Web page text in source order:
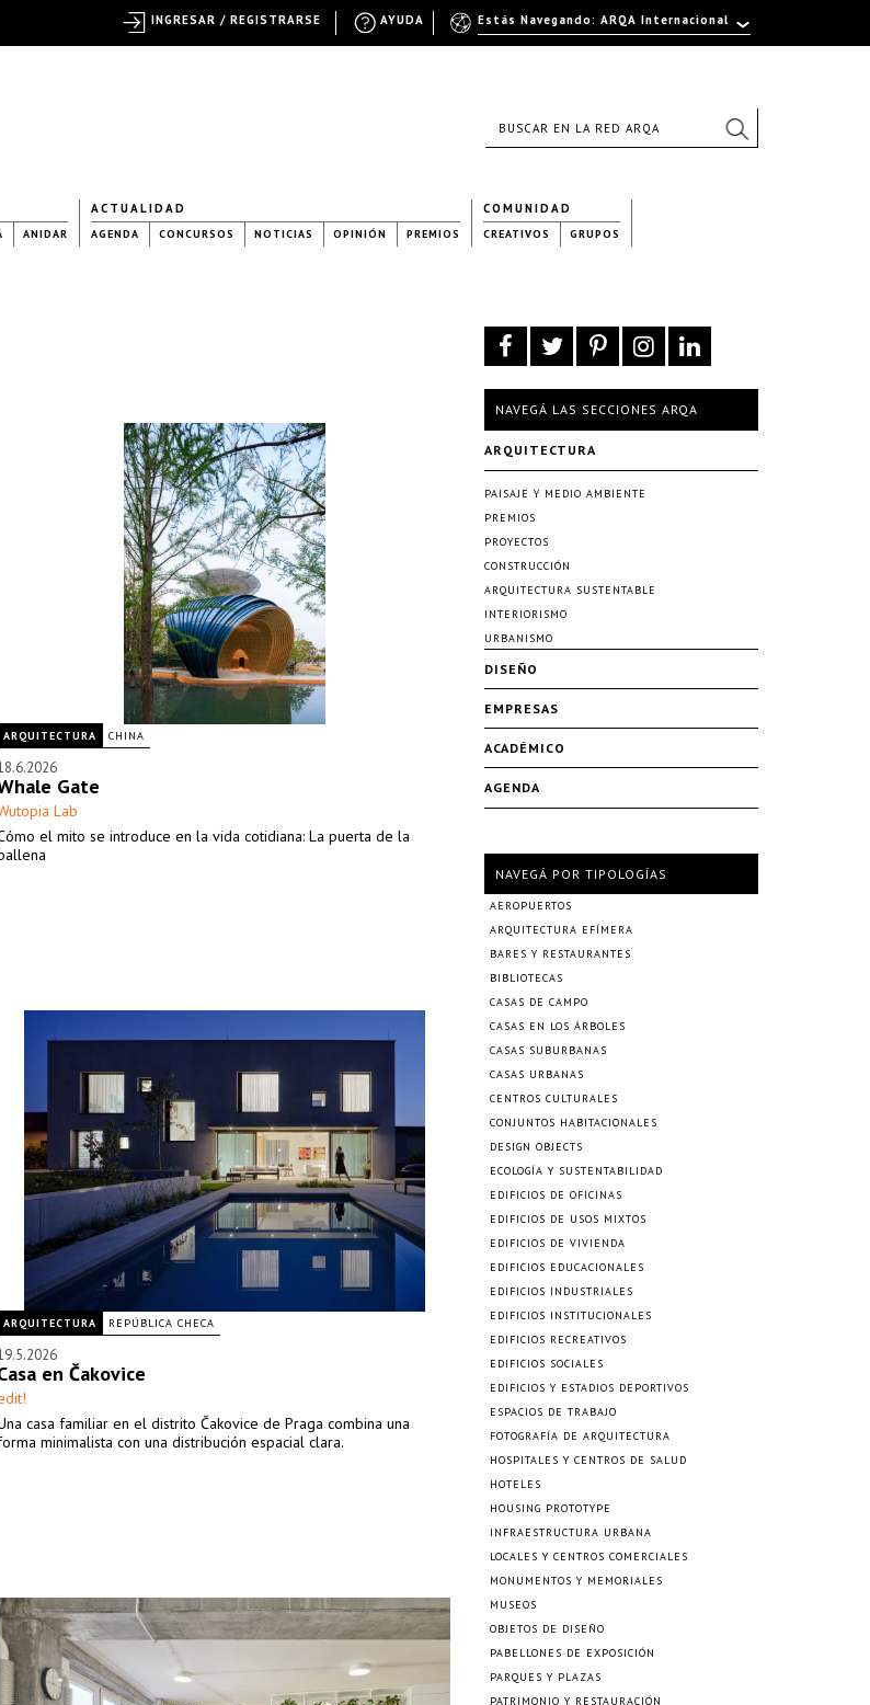
ANIDAR
ACTUALIDAD
AGENDA CONCURSOS NOTICIAS OPINIÓN PREMIOS
COMUNIDAD
CREATIVOS GRUPOS
ARQUITECTURA CHINA
Gate
Lab
el mito se introduce en la vida cotidiana: La puerta de la
ARQUITECTURA REPÚBLICA CHECA
en Čakovice
casa familiar en el distrito Čakovice de Praga combina una
minimalista con una distribución espacial clara.
NAVEGÁ LAS SECCIONES ARQA
ARQUITECTURA
PAISAJE Y MEDIO AMBIENTE
PREMIOS
PROYECTOS
CONSTRUCCIÓN
ARQUITECTURA SUSTENTABLE
INTERIORISMO
URBANISMO
DISEÑO
EMPRESAS
ACADÉMICO
AGENDA
NAVEGÁ POR TIPOLOGÍAS
AEROPUERTOS
ARQUITECTURA EFÍMERA
BARES Y RESTAURANTES
BIBLIOTECAS
CASAS DE CAMPO
CASAS EN LOS ÁRBOLES
CASAS SUBURBANAS
CASAS URBANAS
CENTROS CULTURALES
CONJUNTOS HABITACIONALES
DESIGN OBJECTS
ECOLOGÍA Y SUSTENTABILIDAD
EDIFICIOS DE OFICINAS
EDIFICIOS DE USOS MIXTOS
EDIFICIOS DE VIVIENDA
EDIFICIOS EDUCACIONALES
EDIFICIOS INDUSTRIALES
EDIFICIOS INSTITUCIONALES
EDIFICIOS RECREATIVOS
EDIFICIOS SOCIALES
EDIFICIOS Y ESTADIOS DEPORTIVOS
ESPACIOS DE TRABAJO
FOTOGRAFÍA DE ARQUITECTURA
HOSPITALES Y CENTROS DE SALUD
HOTELES
HOUSING PROTOTYPE
INFRAESTRUCTURA URBANA
LOCALES Y CENTROS COMERCIALES
MONUMENTOS Y MEMORIALES
MUSEOS
OBJETOS DE DISEÑO
PABELLONES DE EXPOSICIÓN
PARQUES Y PLAZAS
PATRIMONIO Y RESTAURACIÓN
Estás Navegando: ARQA Internacional
AYUDA
INGRESAR / REGISTRARSE